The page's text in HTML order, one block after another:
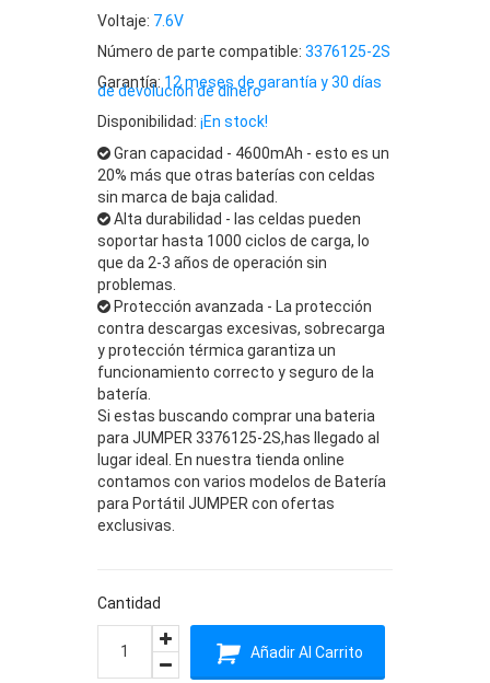
Voltaje: 7.6V
Número de parte compatible: 3376125-2S
Garantía: 12 meses de garantía y 30 días
de devolución de dinero
Disponibilidad: ¡En stock!
Gran capacidad - 4600mAh - esto es un
20% más que otras baterías con celdas
sin marca de baja calidad.
Alta durabilidad - las celdas pueden
soportar hasta 1000 ciclos de carga, lo
que da 2-3 años de operación sin
problemas.
Protección avanzada - La protección
contra descargas excesivas, sobrecarga
y protección térmica garantiza un
funcionamiento correcto y seguro de la
batería.
Si estas buscando comprar una bateria
para JUMPER 3376125-2S,has llegado al
lugar ideal. En nuestra tienda online
contamos con varios modelos de Batería
para Portátil JUMPER con ofertas
exclusivas.
Cantidad
Añadir Al Carrito